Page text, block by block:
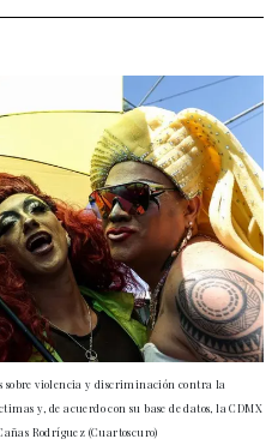
sobre violencia y discriminación contra la
y, de acuerdo con su base de datos, la CDMX
Rodríguez (Cuartoscuro)